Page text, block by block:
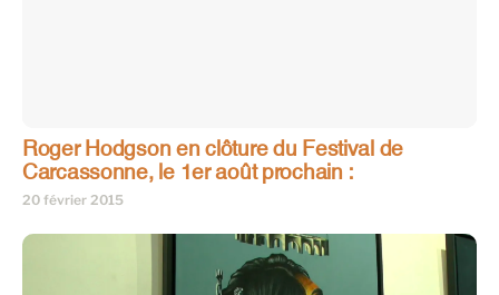
Roger Hodgson en clôture du Festival de
Carcassonne, le 1er août prochain :
20 février 2015